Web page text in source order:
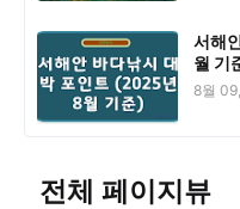
서해
월 기
8월
전체 페이지뷰